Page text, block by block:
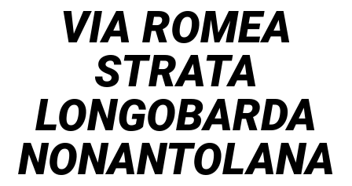
VIA ROMEA
STRATA
LONGOBARDA
NONANTOLANA